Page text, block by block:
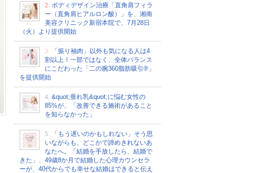
2. ボディデザイン治療「直角肩フィラ
ー（直角肩ヒアルロン酸）」を、湘南
美容クリニック新宿本院で、7月28日
（火）より提供開始
3.
「振り袖肉」以外も気になる人は4
割以上！一部ではなく、全体バランス
にこだわった「二の腕360脂肪吸引®」
を提供開始
4. &quot;垂れ乳&quot;に悩む女性の
85%が、「改善できる施術があること
を知らなかった」
5.
「もう遅いのかもしれない」そう思
いながらも、どこかで諦めきれないあ
なたへ。「結婚を手放したら、結婚で
きた」、49歳8か月で結婚した心理カウンセラ
ーが、40代からでも幸せな結婚はできると伝え